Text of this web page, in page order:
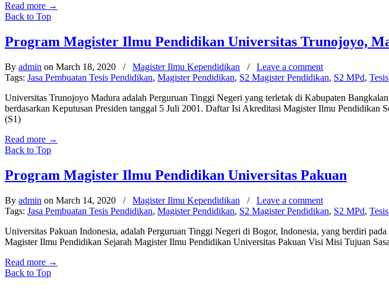
Read more →
Back to Top
Program Magister Ilmu Pendidikan Universitas Trunojoyo,
By admin on March 18, 2020 / Magister Ilmu Kependidikan / Leave a comment
Tags: Jasa Pembuatan Tesis Pendidikan, Magister Pendidikan, S2 Magister Pendidikan, S2 MPd,
Universitas Trunojoyo Madura adalah Perguruan Tinggi Negeri yang terletak di Kabupaten
berdasarkan Keputusan Presiden tanggal 5 Juli 2001. Daftar Isi Akreditasi Magister Ilmu
(S1)
Read more →
Back to Top
Program Magister Ilmu Pendidikan Universitas Pakuan
By admin on March 14, 2020 / Magister Ilmu Kependidikan / Leave a comment
Tags: Jasa Pembuatan Tesis Pendidikan, Magister Pendidikan, S2 Magister Pendidikan, S2 MPd,
Universitas Pakuan Indonesia, adalah Perguruan Tinggi Negeri di Bogor, Indonesia, yang berdiri
Magister Ilmu Pendidikan Sejarah Magister Ilmu Pendidikan Universitas Pakuan Visi Misi Tujuan
Read more →
Back to Top